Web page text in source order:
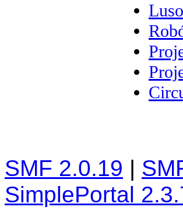
SMF 2.0.19 |
SimplePortal